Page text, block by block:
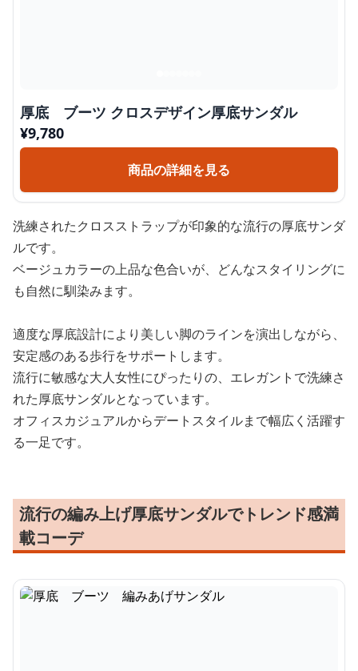
厚底 ブーツ クロスデザイン厚底サンダル
¥9,780
商品の詳細を見る
洗練されたクロスストラップが印象的な流行の厚底サンダ
ルです。
ベージュカラーの上品な色合いが、どんなスタイリングに
も自然に馴染みます。
適度な厚底設計により美しい脚のラインを演出しながら、
安定感のある歩行をサポートします。
流行に敏感な大人女性にぴったりの、エレガントで洗練さ
れた厚底サンダルとなっています。
オフィスカジュアルからデートスタイルまで幅広く活躍す
る一足です。
流行の編み上げ厚底サンダルでトレンド感満
載コーデ